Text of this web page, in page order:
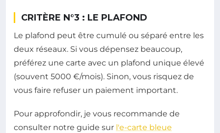
CRITÈRE N°3 : LE PLAFOND
Le plafond peut être cumulé ou séparé entre les
deux réseaux. Si vous dépensez beaucoup,
préférez une carte avec un plafond unique élevé
(souvent 5000 €/mois). Sinon, vous risquez de
vous faire refuser un paiement important.
Pour approfondir, je vous recommande de
consulter notre guide sur l'e-carte bleue